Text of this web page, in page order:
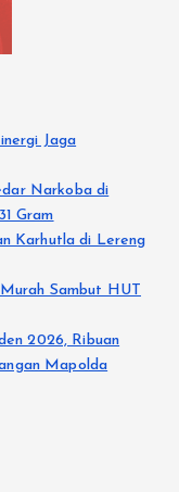
Jaga
Narkoba di
Gram
Karhutla di Lereng
Sambut HUT
2026, Ribuan
Mapolda